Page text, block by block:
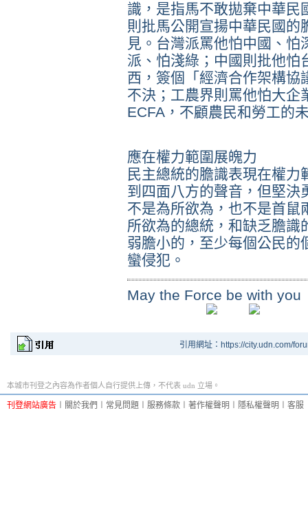
識，是指馬不敢拋棄中華民
則批馬公開宣揚中華民國的
見。台灣派罵他怕中國、
派、怕淺綠；中國則批他怕
西，簽個「經濟合作架構協
不決；工農界則罵他怕大企
ECFA，不顧農民和勞工
應在權力範圍展魄力
民主總統的膽識表現在權
到四面八方的聲音，但堅決
不是為所欲為，也不是首鼠
所欲為的總統，和缺乏膽識
弱膽小的，至少每個公民的
蠻侵犯。
May the Force be with you
引用網址：https://city.udn.com/
本城市刊登之內容為作者個人自行提供上傳，不代表 udn 立場。
刊登網站廣告 關於我們 常見問題 服務條款 著作權聲明 隱私權聲明 客服